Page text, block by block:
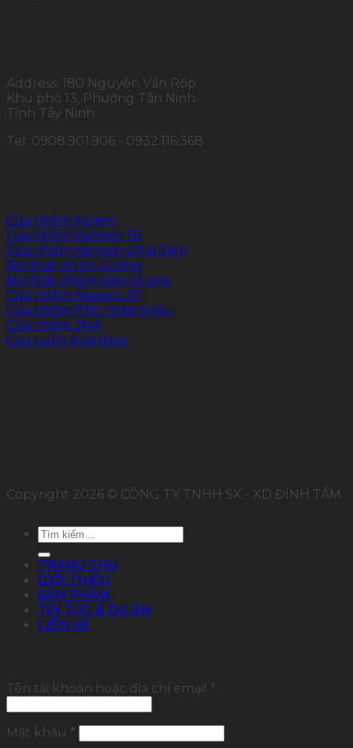
Address: 180 Nguyễn Văn Rốp
Khu phố 13, Phường Tân Ninh
Tỉnh Tây Ninh
Tel: 0908.901.906 - 0932.116.368
Cửa nhôm Kogen
Cửa nhôm Kenwin T6
Cửa nhôm Kenwin Ultra Slim
Nội thất gỗ An Cường
Nội thất nhôm tấm tổ ong
Cửa nhôm Maxpro.JP
Cửa nhôm PMI nhập khẩu
Cửa nhôm JMA
Cửa cuốn Austdoor
Copyright 2026 © CÔNG TY TNHH SX - XD ĐỈNH TÂM
Tìm
kiếm:
TRANG CHỦ
GIỚI THIỆU
SẢN PHẨM
TIN TỨC & DỰ ÁN
LIÊN HỆ
Tên tài khoản hoặc địa chỉ email *
Mật khẩu *